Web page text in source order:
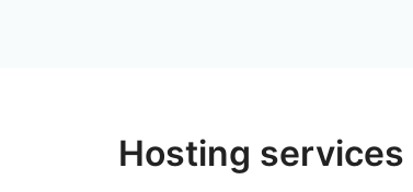
Hosting services